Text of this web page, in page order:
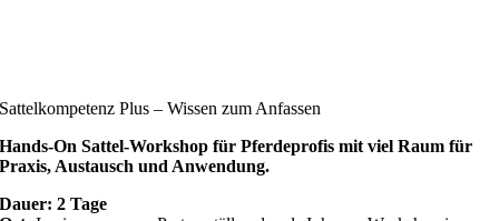
Sattelkompetenz Plus – Wissen zum Anfassen
Hands-On Sattel-Workshop für Pferdeprofis mit viel Raum für
Praxis, Austausch und Anwendung.
Dauer: 2 Tage